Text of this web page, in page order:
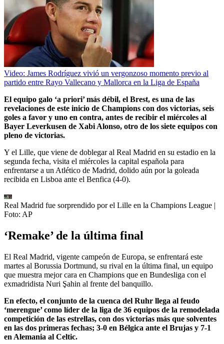
Video: James Rodríguez vivió un vergonzoso momento previo al
partido entre Rayo Vallecano y Mallorca en la Liga de España
El equipo galo ‘a priori’ más débil, el Brest, es una de las
revelaciones de este inicio de Champions con dos victorias, seis
goles a favor y uno en contra, antes de recibir el miércoles al
Bayer Leverkusen de Xabi Alonso, otro de los siete equipos con
pleno de victorias.
Y el Lille, que viene de doblegar al Real Madrid en su estadio en la
segunda fecha, visita el miércoles la capital española para
enfrentarse a un Atlético de Madrid, dolido aún por la goleada
recibida en Lisboa ante el Benfica (4-0).
Real Madrid fue sorprendido por el Lille en la Champions League |
Foto: AP
‘Remake’ de la última final
El Real Madrid, vigente campeón de Europa, se enfrentará este
martes al Borussia Dortmund, su rival en la última final, un equipo
que muestra mejor cara en Champions que en Bundesliga con el
exmadridista Nuri Şahin al frente del banquillo.
En efecto, el conjunto de la cuenca del Ruhr llega al feudo
‘merengue’ como líder de la liga de 36 equipos de la remodelada
competición de las estrellas, con dos victorias más que solventes
en las dos primeras fechas; 3-0 en Bélgica ante el Brujas y 7-1
en Alemania al Celtic.